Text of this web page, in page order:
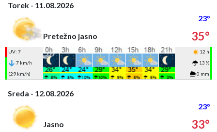
Torek - 11.08.2026
23°
Pretežno jasno
35°
UV: 7
12 h
7 km/h
13 %
(29 km/h)
0 mm
Sreda - 12.08.2026
23°
Jasno
33°